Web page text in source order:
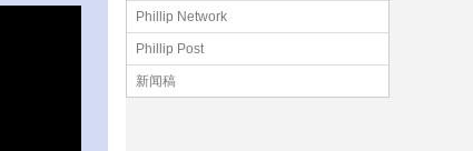
Phillip Network
Phillip Post
新闻稿